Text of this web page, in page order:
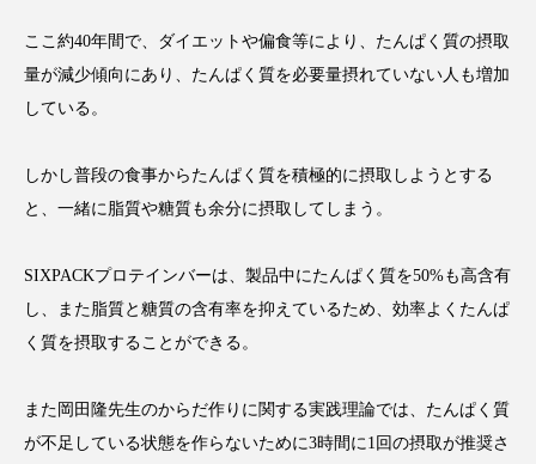
ウェアラブルデバイス ウェルネス
カカイオイル ガジェット キーワード
クローズアップ ケーススタディ
ここ約40年間で、ダイエットや偏食等により、たんぱく質の摂取
量が減少傾向にあり、たんぱく質を必要量摂れていない人も増加
している。
しかし普段の食事からたんぱく質を積極的に摂取しようとする
と、一緒に脂質や糖質も余分に摂取してしまう。
SIXPACKプロテインバーは、製品中にたんぱく質を50%も高含有
し、また脂質と糖質の含有率を抑えているため、効率よくたんぱ
く質を摂取することができる。
また岡田隆先生のからだ作りに関する実践理論では、たんぱく質
が不足している状態を作らないために3時間に1回の摂取が推奨さ